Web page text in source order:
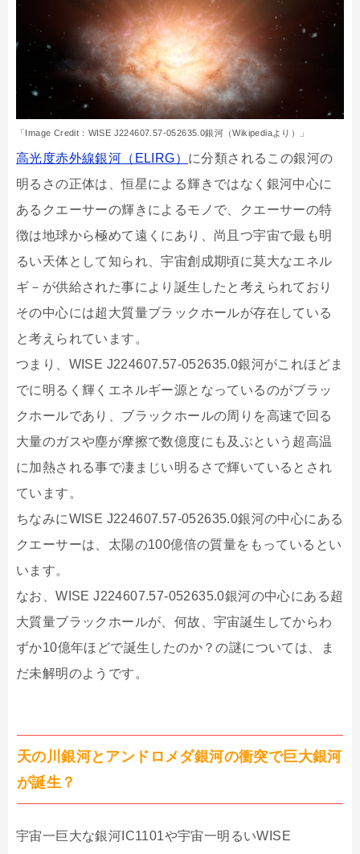
「Image Credit：WISE J224607.57-052635.0銀河（Wikipediaより）」
高光度赤外線銀河（ELIRG） に分類されるこの銀河の
明るさの正体は、恒星による輝きではなく銀河中心に
あるクエーサーの輝きによるモノで、クエーサーの特
徴は地球から極めて遠くにあり、尚且つ宇宙で最も明
るい天体として知られ、宇宙創成期頃に莫大なエネル
ギ－が供給された事により誕生したと考えられており
その中心には超大質量ブラックホールが存在している
と考えられています。
つまり、WISE J224607.57-052635.0銀河がこれほどま
でに明るく輝くエネルギー源となっているのがブラッ
クホールであり、ブラックホールの周りを高速で回る
大量のガスや塵が摩擦で数億度にも及ぶという超高温
に加熱される事で凄まじい明るさで輝いているとされ
ています。
ちなみにWISE J224607.57-052635.0銀河の中心にある
クエーサーは、太陽の100億倍の質量をもっているとい
います。
なお、WISE J224607.57-052635.0銀河の中心にある超
大質量ブラックホールが、何故、宇宙誕生してからわ
ずか10億年ほどで誕生したのか？の謎については、ま
だ未解明のようです。
天の川銀河とアンドロメダ銀河の衝突で巨大銀河
が誕生？
宇宙一巨大な銀河IC1101や宇宙一明るいWISE